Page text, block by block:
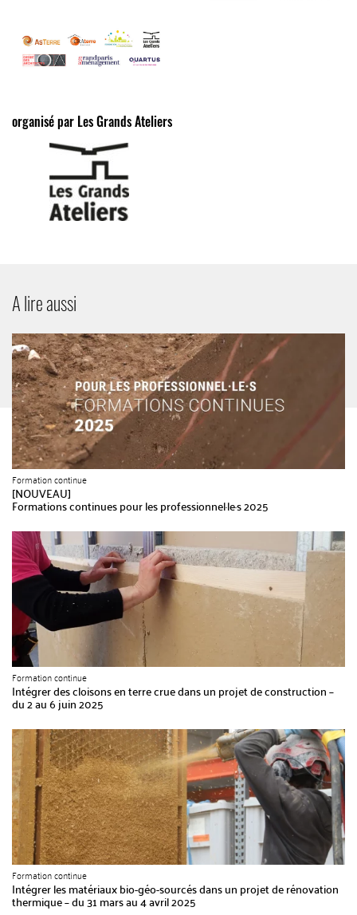
organisé par Les Grands Ateliers
A lire aussi
Formation continue
[NOUVEAU]
Formations continues pour les professionnel·le·s 2025
Formation continue
Intégrer des cloisons en terre crue dans un projet de construction –
du 2 au 6 juin 2025
Formation continue
Intégrer les matériaux bio-géo-sourcés dans un projet de rénovation
thermique – du 31 mars au 4 avril 2025